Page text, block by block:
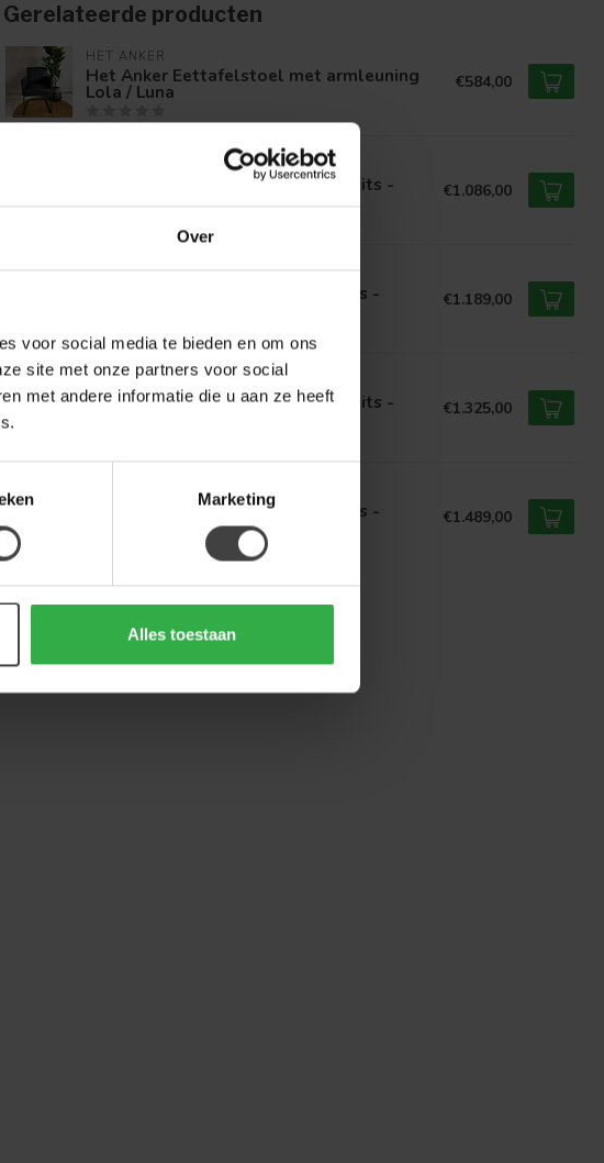
Over
voor social media te bieden en om ons
site met onze partners voor social
met andere informatie die u aan ze heeft
Marketing
Alles toestaan
Gerelateerde producten
HET ANKER
Het Anker Eettafelstoel met armleuning
Lola / Luna €584,00
Het Anker Eettafelbank Lara 3,5 zits -
diverse kleuren €1.086,00
HET ANKER
Het Anker Eettafelbank Lara 4 zits - €1.189,00
HET ANKER
Het Anker Eettafelbank Lara 4,5 zits - €1.325,00
Het Anker Eettafelbank Lara 5 zits -
diverse kleuren €1.489,00